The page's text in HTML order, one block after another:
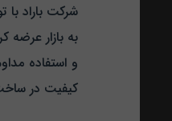
به بازار
کیفیت در